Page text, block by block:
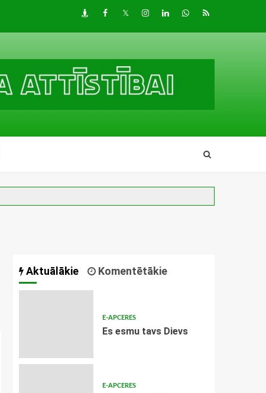
DraugiemFacebook
TwitterInstagram
LinkedInwhatsapp
RSS
Aktuālākie Komentētākie
E-APCERES
Es esmu tavs Dievs
E-APCERES